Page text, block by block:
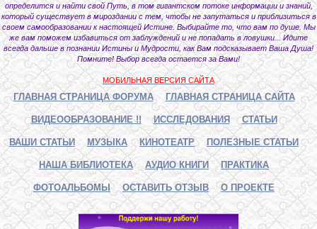
определится и найти свой Путь, в том гигантском потоке информации и знаний,
который существует в мироздании с тем, чтобы не запутаться и приблизиться в
своем самообразовании к настоящей Истине. Выбирайте то, что вам по душе. Мы
же вам поможем избавиться от заблуждений и не попадать в ловушки... Идите
всегда дальше в познании Истины и Мудрости, как Вам подсказывает Ваша Душа!
Помните! Выбор всегда остается за Вами!
МОБИЛЬНАЯ ВЕРСИЯ САЙТА
ГЛАВНАЯ СТРАНИЦА ФОРУМА ГЛАВНАЯ СТРАНИЦА САЙТА
ВИДЕООБРАЗОВАНИЕ !! ИССЛЕДОВАНИЯ СТАТЬИ
ВАШИ СТАТЬИ МУЗЫКА КИНОТЕАТР ПОЛЕЗНЫЕ СТАТЬИ
НАША БИБЛИОТЕКА АУДИО КНИГИ ПРАКТИКА
ФОТОАЛЬБОМЫ ОСТАВИТЬ ОТЗЫВ О ПРОЕКТЕ